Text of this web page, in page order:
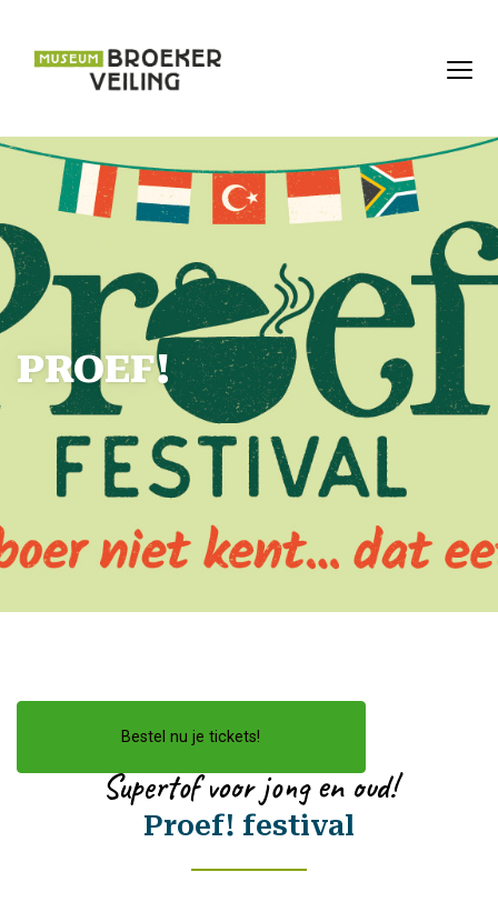
PROEF!
Bestel nu je tickets!
Supertof voor jong en oud!
Proef! festival